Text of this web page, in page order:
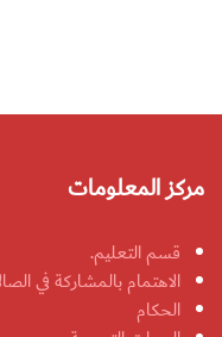
مركز المعلومات
قسم التعليم.
الاهتمام بالمشاركة في
الحكام